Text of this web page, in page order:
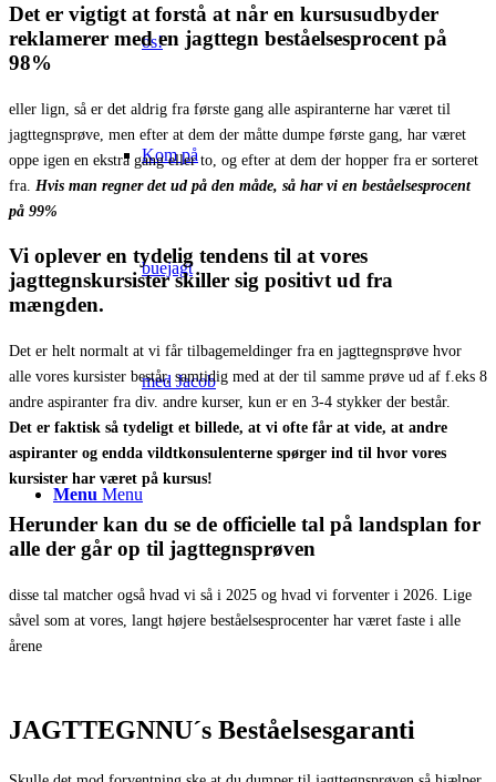
os!
Kom på
buejagt
med Jacob
Menu Menu
Det er vigtigt at forstå at når en kursusudbyder
reklamerer med en jagttegn beståelsesprocent på
98%
eller lign, så er det aldrig fra første gang alle aspiranterne har været til
jagttegnsprøve, men efter at dem der måtte dumpe første gang, har været
oppe igen en ekstra gang eller to, og efter at dem der hopper fra er sorteret
fra. Hvis man regner det ud på den måde, så har vi en beståelsesprocent
på 99%
Vi oplever en tydelig tendens til atvores
jagttegnskursister skiller sig positivt ud fra
mængden.
Det er helt normalt at vi får tilbagemeldinger fra en jagttegnsprøve hvor
alle vores kursister består, samtidig med at der til samme prøve ud af f.eks 8
andre aspiranter fra div. andre kurser, kun er en 3-4 stykker der består.
Det er faktisk så tydeligt et billede, at vi ofte får at vide, at andre
aspiranter og endda vildtkonsulenterne spørger ind til hvor vores
kursister har været på kursus!
Herunder kan du se de officielle tal på landsplan for
alle der går op til jagttegnsprøven
disse tal matcher også hvad vi så i 2025 og hvad vi forventer i 2026. Lige
såvel som at vores, langt højere beståelsesprocenter har været faste i alle
årene
JAGTTEGNNU´s Beståelsesgaranti